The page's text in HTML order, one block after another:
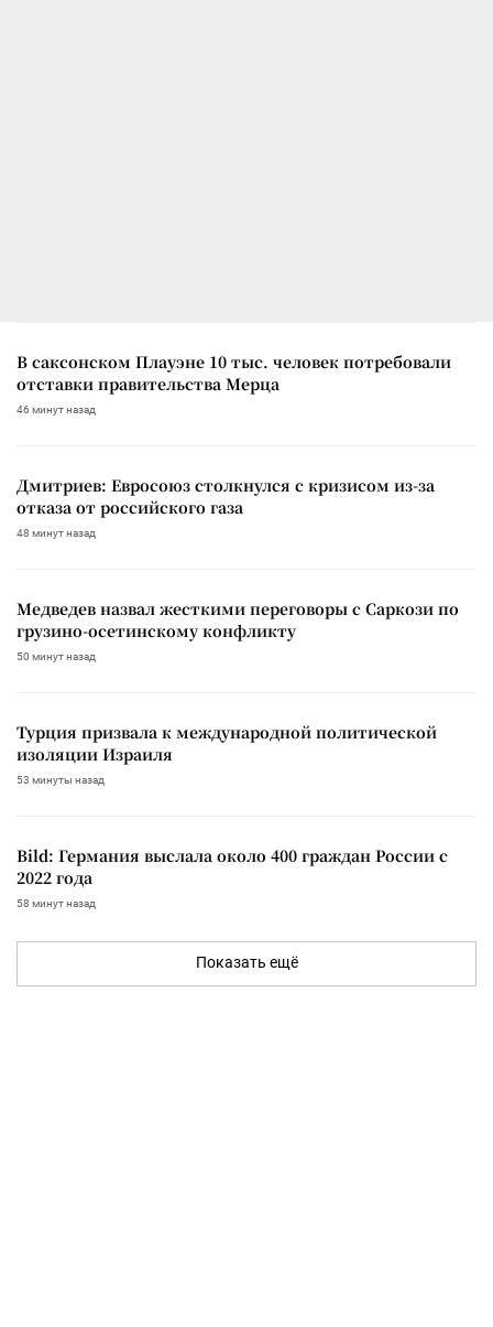
В саксонском Плауэне 10 тыс. человек потребовали
отставки правительства Мерца
46 минут назад
Дмитриев: Евросоюз столкнулся с кризисом из-за
отказа от российского газа
48 минут назад
Медведев назвал жесткими переговоры с Саркози по
грузино-осетинскому конфликту
50 минут назад
Турция призвала к международной политической
изоляции Израиля
53 минуты назад
Bild: Германия выслала около 400 граждан России с
2022 года
58 минут назад
Показать ещё